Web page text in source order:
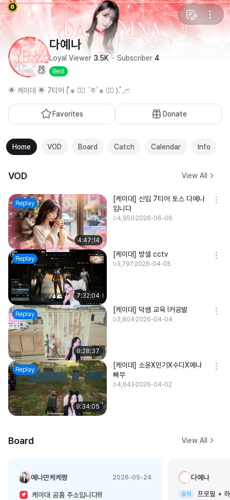
다예나
Loyal Viewer 3.5K Subscriber 4
Best
🌟 케이대 🌟 7티어 ( ͒๑ ⃙⃘ ´ཅ`๑ ⃙⃘ ). ͒◞ෆ
Favorites Donate
Home VOD Board Catch Calendar Info
VOD View All
Replay
4:47:14
[케이대] 신입 7티어 토스 다예나
입니다
4,950 2026-06-06
Replay
7:32:04
[케이대] 방셀 cctv
3,797 2026-04-05
Replay
8:28:37
[케이대] 덕쌤 교육 !커공발
3,804 2026-04-04
Replay
9:34:05
[케이대] 소윤X민기X수디X예나
빠무
4,643 2026-04-02
Board View All
예나만케케짱 2026-05-24
케이대 공홈 주소입니다!!!
다예나
공지
프로필 +